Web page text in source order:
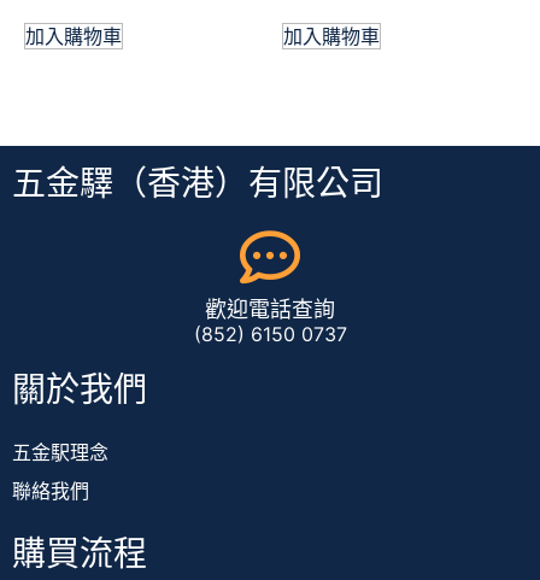
加入購物車 加入購物車
五金驛（香港）有限公司
歡迎電話查詢
(852) 6150 0737
關於我們
五金駅理念
聯絡我們
購買流程